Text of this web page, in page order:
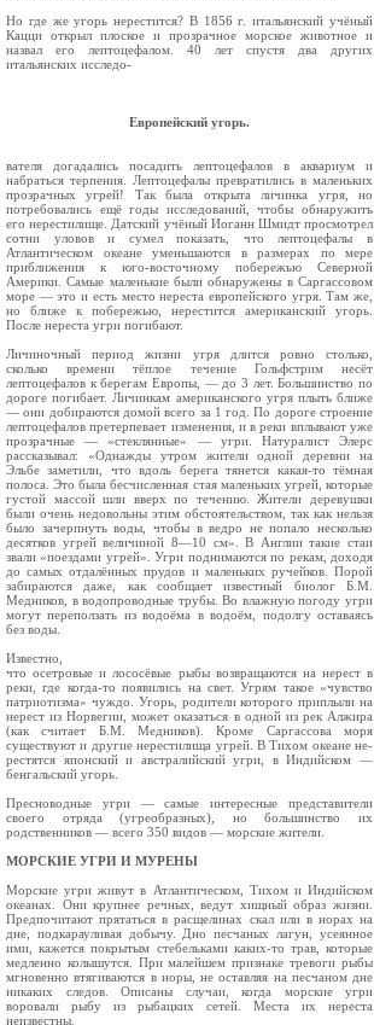
Но где же угорь нерестится? В 1856 г. итальянский учёный
Кацци открыл плоское и прозрачное морское животное и
назвал его лептоцефалом. 40 лет спустя два других
итальянских исследо-
Европейский угорь.
вателя догадались посадить лептоцефалов в ак­вариум и
набраться терпения. Лептоцефалы пре­вратились в маленьких
прозрачных угрей! Так была открыта личинка угря, но
потребовались ещё годы исследований, чтобы обнаружить
его нерестилище. Датский учёный Иоганн Шмидт просмотрел
сотни уловов и сумел показать, что лептоцефалы в
Атлантическом океане уменьша­ются в размерах по мере
приближения к юго-во­сточному побережью Северной
Америки. Самые маленькие были обнаружены в Саргассовом
мо­ре — это и есть место нереста европейского угря. Там же,
но ближе к побережью, нерестится аме­риканский угорь.
После нереста угри погибают.
Личиночный период жизни угря длится ров­но столько,
сколько времени тёплое течение Гольфстрим несёт
лептоцефалов к берегам Евро­пы, — до 3 лет. Большинство по
дороге погибает. Личинкам американского угря плыть ближе
— они добираются домой всего за 1 год. По дороге строение
лептоцефалов претерпевает изменения, и в реки вплывают уже
прозрачные — «стеклян­ные» — угри. Натуралист Элерс
рассказывал: «Однажды утром жители одной деревни на
Эльбе заметили, что вдоль берега тянется какая-то тёмная
полоса. Это была бесчисленная стая ма­леньких угрей, которые
густой массой шли вверх по течению. Жители деревушки
были очень не­довольны этим обстоятельством, так как нельзя
было зачерпнуть воды, чтобы в ведро не попало несколько
десятков угрей величиной 8—10 см». В Англии такие стаи
звали «поездами угрей». Угри поднимаются по рекам, доходя
до самых отдалённых прудов и маленьких ручейков. По­рой
забираются даже, как сообщает известный биолог Б.М.
Медников, в водопроводные трубы. Во влажную погоду угри
могут переползать из водоёма в водоём, подолгу оставаясь
без воды.
Известно,
что осетровые и лососёвые рыбы возвращаются на нерест в
реки, где когда-то появились на свет. Угрям такое «чувство
патри­отизма» чуждо. Угорь, родители которого при­плыли на
нерест из Норвегии, может оказаться в одной из рек Алжира
(как считает Б.М. Мед­ников). Кроме Саргассова моря
существуют и другие нерестилища угрей. В Тихом океане не­
рестятся японский и австралийский угри, в Ин­дийском —
бенгальский угорь.
Пресноводные угри — самые интересные представители
своего отряда (угреобразных), но большинство их
родственников — всего 350 ви­дов — морские жители.
МОРСКИЕ УГРИ И МУРЕНЫ
Морские угри живут в Атланти­ческом, Тихом и Индийском
океа­нах. Они крупнее речных, ведут хищный образ жизни.
Предпочитают прятаться в расщелинах скал или в норах на
дне, подкарауливая добычу. Дно песчаных лагун, усеянное
ими, ка­жется покрытым стебельками каких-то трав, которые
медленно колышутся. При малейшем признаке тревоги рыбы
мгновенно втягивают­ся в норы, не оставляя на песчаном дне
никаких следов. Описаны случаи, когда морские угри
воровали рыбу из рыбацких сетей. Места их нереста
неизвестны.